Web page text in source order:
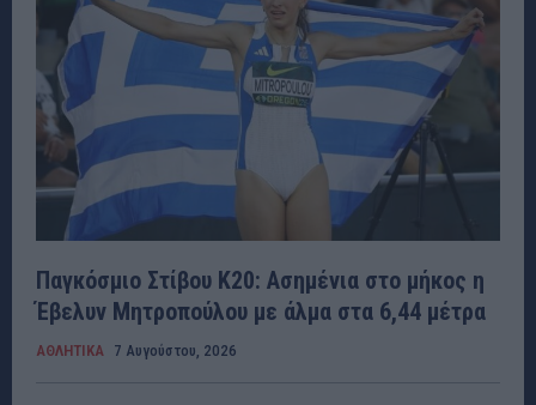
Παγκόσμιο Στίβου Κ20: Ασημένια στο μήκος η
Έβελυν Μητροπούλου με άλμα στα 6,44 μέτρα
ΑΘΛΗΤΙΚΑ 7 Αυγούστου, 2026